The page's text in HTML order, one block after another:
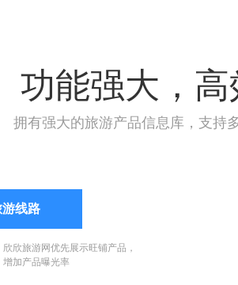
功能强大，高
拥有强大的旅游产品信息库，支持
游线路
欣欣旅游网优先展示旺铺产品，
增加产品曝光率